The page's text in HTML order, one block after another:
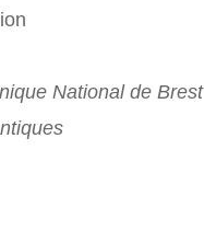
National de Brest